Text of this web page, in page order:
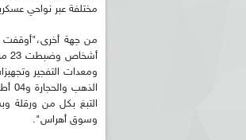
مختلفة عبر نواحي
وسوق أهراس".